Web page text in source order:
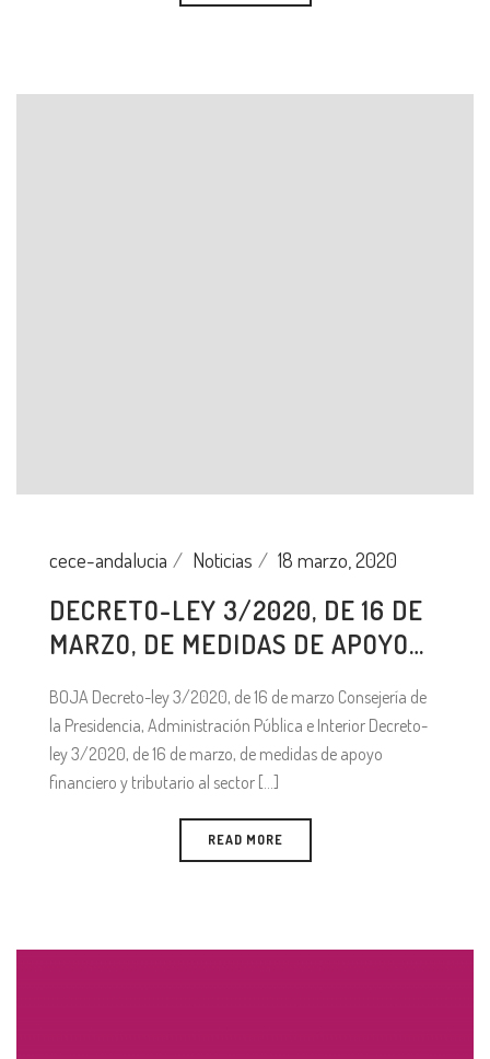
cece-andalucia Noticias 18 marzo, 2020
DECRETO-LEY 3/2020, DE 16 DE
MARZO, DE MEDIDAS DE APOYO…
BOJA Decreto-ley 3/2020, de 16 de marzo Consejería de
la Presidencia, Administración Pública e Interior Decreto-
ley 3/2020, de 16 de marzo, de medidas de apoyo
financiero y tributario al sector [...]
READ MORE